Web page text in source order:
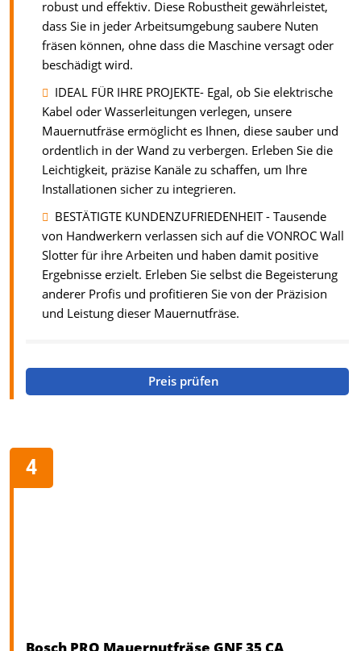
robust und effektiv. Diese Robustheit gewährleistet,
dass Sie in jeder Arbeitsumgebung saubere Nuten
fräsen können, ohne dass die Maschine versagt oder
beschädigt wird.
IDEAL FÜR IHRE PROJEKTE- Egal, ob Sie elektrische
Kabel oder Wasserleitungen verlegen, unsere
Mauernutfräse ermöglicht es Ihnen, diese sauber und
ordentlich in der Wand zu verbergen. Erleben Sie die
Leichtigkeit, präzise Kanäle zu schaffen, um Ihre
Installationen sicher zu integrieren.
BESTÄTIGTE KUNDENZUFRIEDENHEIT - Tausende
von Handwerkern verlassen sich auf die VONROC Wall
Slotter für ihre Arbeiten und haben damit positive
Ergebnisse erzielt. Erleben Sie selbst die Begeisterung
anderer Profis und profitieren Sie von der Präzision
und Leistung dieser Mauernutfräse.
Preis prüfen